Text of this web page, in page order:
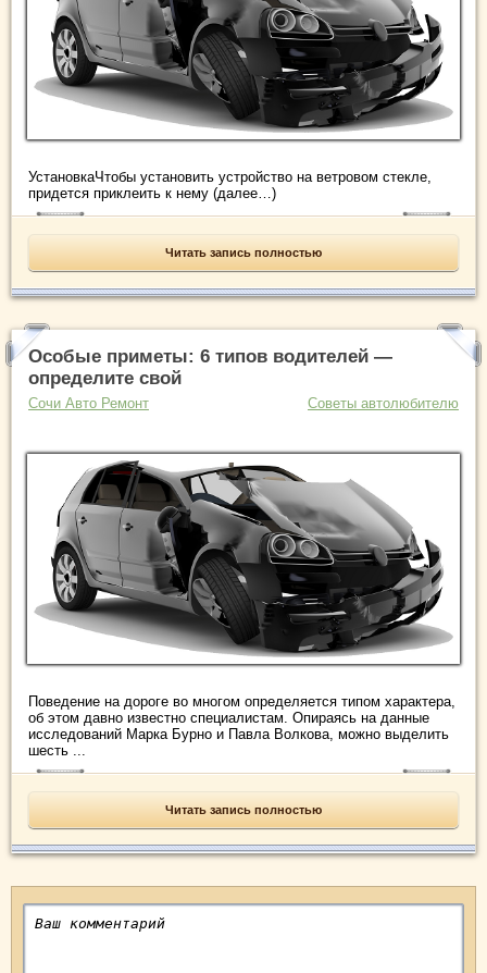
УстановкаЧтобы установить устройство на ветровом стекле,
придется приклеить к нему (далее…)
Читать запись полностью
Особые приметы: 6 типов водителей —
определите свой
Сочи Авто Ремонт Советы автолюбителю
Поведение на дороге во многом определяется типом характера,
об этом давно известно специалистам. Опираясь на данные
исследований Марка Бурно и Павла Волкова, можно выделить
шесть ...
Читать запись полностью